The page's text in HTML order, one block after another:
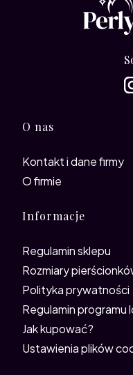
Linki w
O nas
Kontakt i dane firmy
O firmie
Informacje
Regulamin sklepu
Rozmiary
Polityka prywatności
Regulamin programu
Jak kupować?
Ustawienia plików